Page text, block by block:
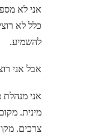
אני לא
כלל לא
להשמיע.
אבל אני
אני מנהלת
מינית.
צרכים.